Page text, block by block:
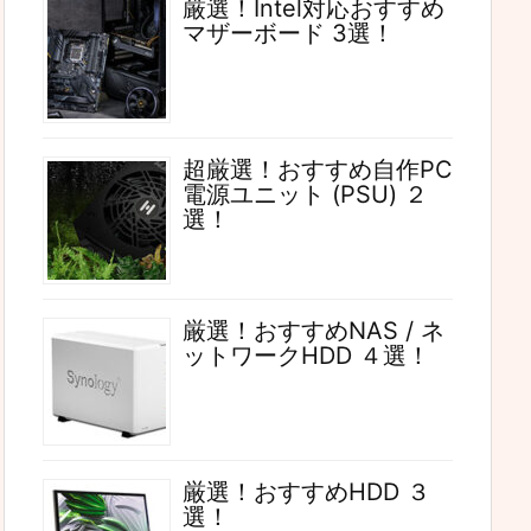
厳選！Intel対応おすすめ
マザーボード 3選！
超厳選！おすすめ自作PC
電源ユニット (PSU) ２
選！
厳選！おすすめNAS / ネ
ットワークHDD ４選！
厳選！おすすめHDD ３
選！